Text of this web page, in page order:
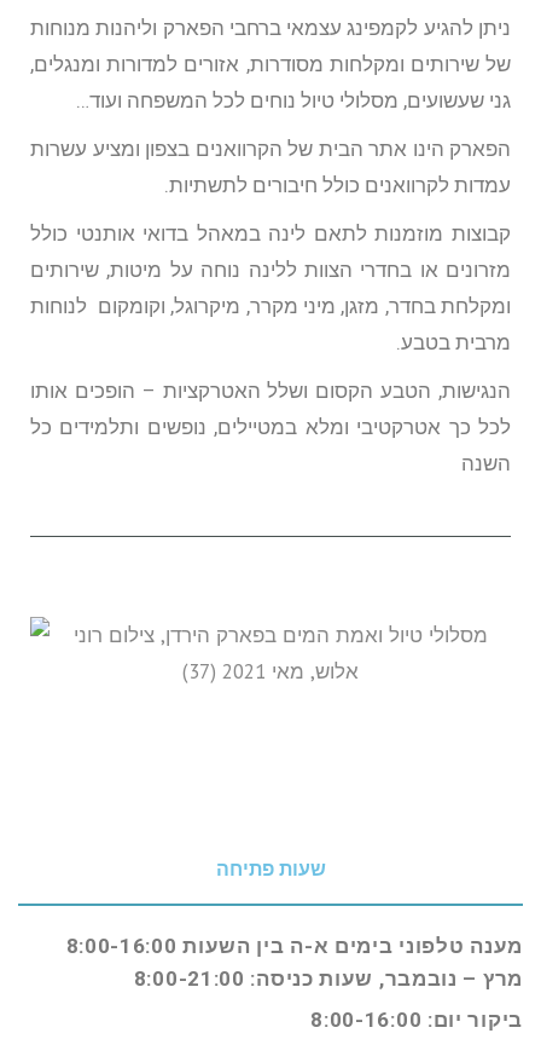
ניתן להגיע לקמפינג עצמאי ברחבי הפארק וליהנות מנוחות
של שירותים ומקלחות מסודרות, אזורים למדורות ומנגלים,
גני שעשועים, מסלולי טיול נוחים לכל המשפחה ועוד…
הפארק הינו אתר הבית של הקרוואנים בצפון ומציע עשרות
עמדות לקרוואנים כולל חיבורים לתשתיות.
קבוצות מוזמנות לתאם לינה במאהל בדואי אותנטי כולל
מזרונים או בחדרי הצוות ללינה נוחה על מיטות, שירותים
ומקלחת בחדר, מזגן, מיני מקרר, מיקרוגל, וקומקום לנוחות
מרבית בטבע.
הנגישות, הטבע הקסום ושלל האטרקציות – הופכים אותו
לכל כך אטרקטיבי ומלא במטיילים, נופשים ותלמידים כל
השנה
שעות פתיחה
מענה טלפוני בימים א-ה בין השעות 8:00-16:00
מרץ – נובמבר, שעות כניסה: 8:00-21:00
ביקור יום: 8:00-16:00